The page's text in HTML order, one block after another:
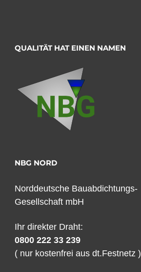
QUALITÄT HAT EINEN NAMEN
NBG NORD
Norddeutsche Bauabdichtungs-
Gesellschaft mbH
Ihr direkter Draht:
0800 222 33 239
( nur kostenfrei aus dt.Festnetz )